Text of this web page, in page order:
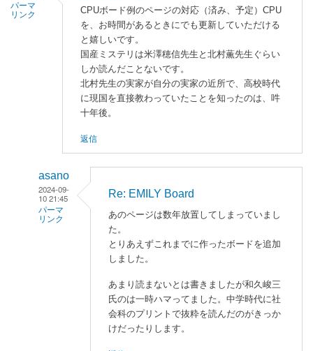
パーマ
リンク
CPUボード例のページの対応（済み、予定）CPU
を、お時間があるときにでも更新していただける
と嬉しいです。
国産ミステリは米澤穂信先生と北村薫先生ぐらい
しか読んだことないです。
北村先生の実家が自分の実家の近所で、高校時代
に現国を直接教わっていたことを知ったのは、吽
十年後。
返信
asano
2024-09-
10 21:45
パーマ
リンク
Re: EMILY Board
あのページは数年放置してしまっていまし
た。
とりあえずこれまでに作ったボードを追加
しました。
あまり読まないとは書きましたが和久峻三
氏のは一時ハマってました。中学時代に社
会科のプリントで抜粋を読んだのがきっか
けだったりします。